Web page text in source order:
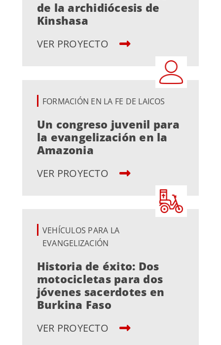
de la archidiócesis de
Kinshasa
VER PROYECTO
FORMACIÓN EN LA FE DE LAICOS
Un congreso juvenil para
la evangelización en la
Amazonia
VER PROYECTO
VEHÍCULOS PARA LA
EVANGELIZACIÓN
Historia de éxito: Dos
motocicletas para dos
jóvenes sacerdotes en
Burkina Faso
VER PROYECTO